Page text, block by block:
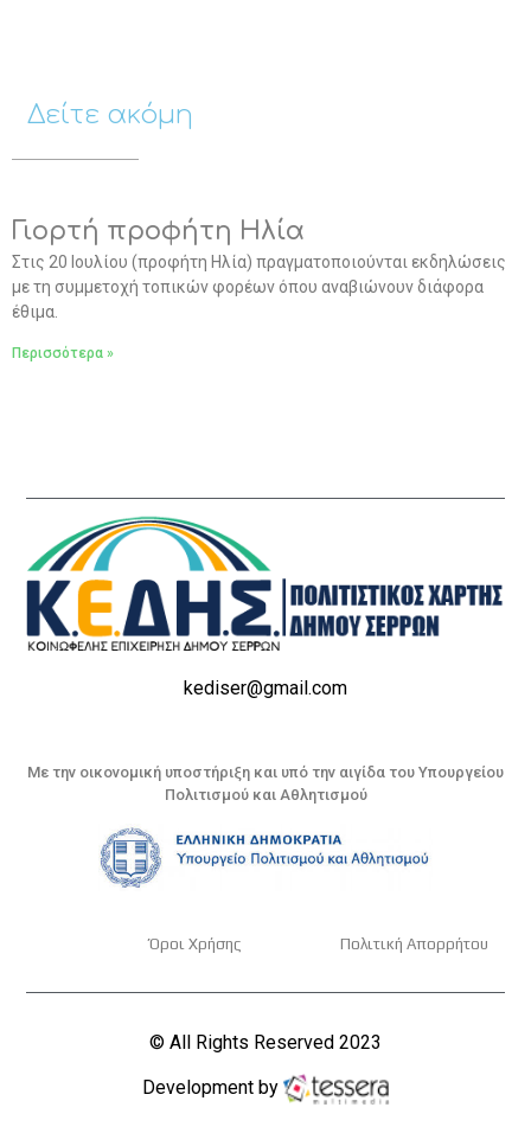
Δείτε ακόμη
Γιορτή προφήτη Ηλία
Στις 20 Ιουλίου (προφήτη Ηλία) πραγματοποιούνται εκδηλώσεις
με τη συμμετοχή τοπικών φορέων όπου αναβιώνουν διάφορα
έθιμα.
Περισσότερα »
kediser@gmail.com
Με την οικονομική υποστήριξη και υπό την αιγίδα του Υπουργείου
Πολιτισμού και Αθλητισμού
Όροι Χρήσης Πολιτική Απορρήτου
© All Rights Reserved 2023
Development by